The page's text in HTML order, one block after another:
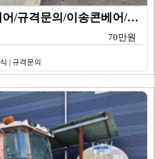
혁신농기계/이송콘베어/규격문의/이송콘베어/2010년식
70만원
| 규격문의